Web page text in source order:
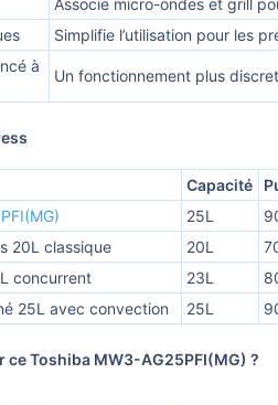
Associe micro-ondes et grill
Simplifie l’utilisation pour les
à
Un fonctionnement plus
Capacité
25L
20L classique
20L
concurrent
23L
25L avec convection
25L
Toshiba MW3-AG25PFI(MG) ?